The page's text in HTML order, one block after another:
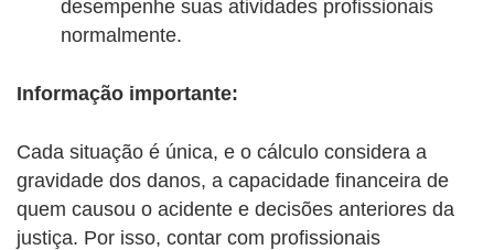
desempenhe suas atividades profissionais
normalmente.
Informação importante:
Cada situação é única, e o cálculo considera a
gravidade dos danos, a capacidade financeira de
quem causou o acidente e decisões anteriores da
justiça. Por isso, contar com profissionais